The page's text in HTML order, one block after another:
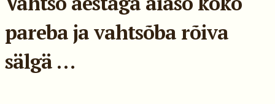
pareba ja vahtsõba rõiva
sälgä …